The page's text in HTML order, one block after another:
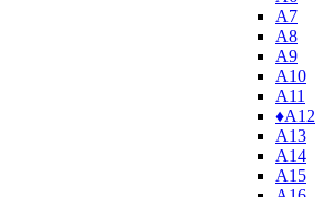
А7
А8
А9
А10
А11
♦А12
А13
А14
А15